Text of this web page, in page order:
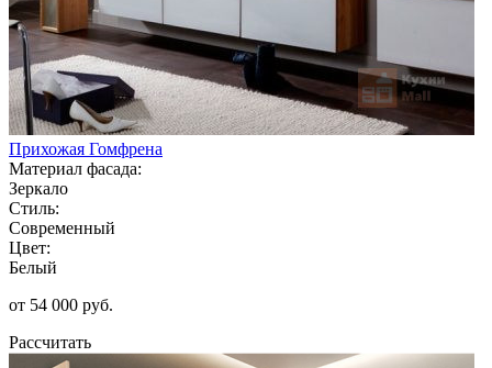
Прихожая Гомфрена
Материал фасада:
Зеркало
Стиль:
Современный
Цвет:
Белый
от 54 000 руб.
Рассчитать